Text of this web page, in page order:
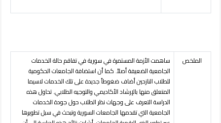
الملخص
ساهمت الأزمة المستمرة في سورية في تفاقم حالة الخدمات
الجامعية الضعيفة أصلاً. كما أن استضافة الجامعات الحكومية
للطلاب النازحين أضاف ضغوطاً جديدة على تلك الخدمات لاسيما
المتعلق منها بالإرشاد الأكاديمي والتوجيه الطلابي. تحاول هذه
الدراسة التعرف على وجهات نظر الطلاب حول جودة الخدمات
الجامعية التي تقدمها الجامعات السورية وتبحث في سبل تطويرها